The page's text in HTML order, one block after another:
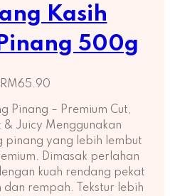
Kasih
500g
RM65.90
Pinang – Premium Cut,
& Juicy Menggunakan
pinang yang lebih lembut
Dimasak perlahan
kuah rendang pekat
rempah. Tekstur lebih